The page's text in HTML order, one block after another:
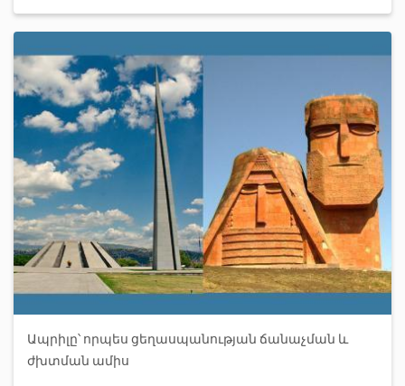
Ապրիլը՝ որպես ցեղասպանության ճանաչման և
ժխտման ամիս